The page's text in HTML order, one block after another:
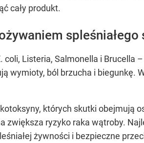
cały produkt.
spleśniałego
coli, Listeria, Salmonella i Brucella
wymioty, ból brzucha i biegunkę.
których skutki obejmują
zwiększa ryzyko raka wątroby.
żywności i bezpieczne